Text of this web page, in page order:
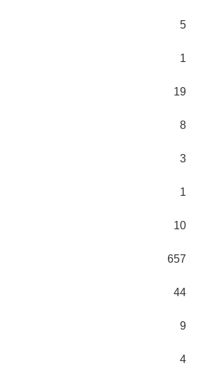
5
1
19
8
3
1
10
657
44
9
4